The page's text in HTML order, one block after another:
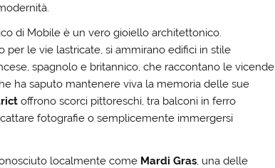
di Mobile è un vero gioiello architettonico.
per le vie lastricate, si ammirano edifici in stile
spagnolo e britannico, che raccontano le vicende
ha saputo mantenere viva la memoria delle sue
offrono scorci pittoreschi, tra balconi in ferro
fotografie o semplicemente immergersi
localmente come Mardi Gras , una delle